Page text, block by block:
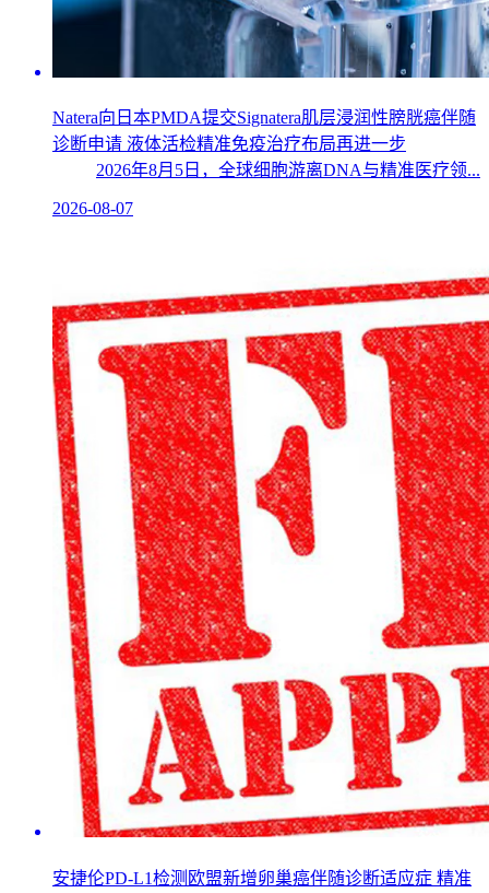
Natera向日本PMDA提交Signatera肌层浸润性膀胱癌伴随
诊断申请 液体活检精准免疫治疗布局再进一步
2026年8月5日，全球细胞游离DNA与精准医疗领...
2026-08-07
安捷伦PD-L1检测欧盟新增卵巢癌伴随诊断适应症 精准